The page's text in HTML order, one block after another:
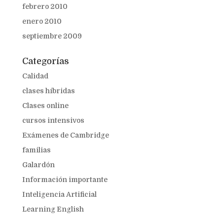
febrero 2010
enero 2010
septiembre 2009
Categorías
Calidad
clases híbridas
Clases online
cursos intensivos
Exámenes de Cambridge
familias
Galardón
Información importante
Inteligencia Artificial
Learning English